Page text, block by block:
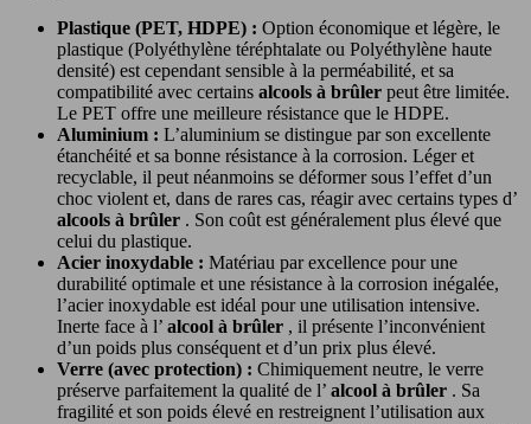
Plastique (PET, HDPE) : Option économique et légère, le
plastique (Polyéthylène téréphtalate ou Polyéthylène haute
densité) est cependant sensible à la perméabilité, et sa
compatibilité avec certains alcools à brûler peut être limitée.
Le PET offre une meilleure résistance que le HDPE.
Aluminium : L’aluminium se distingue par son excellente
étanchéité et sa bonne résistance à la corrosion. Léger et
recyclable, il peut néanmoins se déformer sous l’effet d’un
choc violent et, dans de rares cas, réagir avec certains types d’
alcools à brûler . Son coût est généralement plus élevé que
celui du plastique.
Acier inoxydable : Matériau par excellence pour une
durabilité optimale et une résistance à la corrosion inégalée,
l’acier inoxydable est idéal pour une utilisation intensive.
Inerte face à l’ alcool à brûler , il présente l’inconvénient
d’un poids plus conséquent et d’un prix plus élevé.
Verre (avec protection) : Chimiquement neutre, le verre
préserve parfaitement la qualité de l’ alcool à brûler . Sa
fragilité et son poids élevé en restreignent l’utilisation aux